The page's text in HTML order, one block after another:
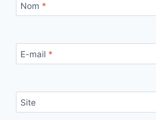
Nom *
E-mail *
Site